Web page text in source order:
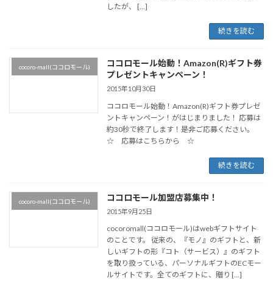
したが、 […]
続きを読む
cocoro-mall(ココロモール)
ココロモール始動！Amazon(R)ギフト券
プレゼントキャンペーン！
2015年10月30日
ココロモール始動！Amazon(R)ギフト券プレゼ
ントキャンペーン！がはじまりました！ 応募は
約30秒で終了します！是非ご応募ください。
☆ 応募はこちらから ☆
続きを読む
cocoro-mall(ココロモール) ココロモール加盟店募集中！
2015年9月25日
cocoromall(ココロモール)はwebギフトサイト
のことです。 従来の、『モノ』のギフトと、新
しいギフトの形『コト（サービス）』のギフト
を取り扱っている、パーソナルギフトのECモー
ルサイトです。全てのギフトに、贈り […]